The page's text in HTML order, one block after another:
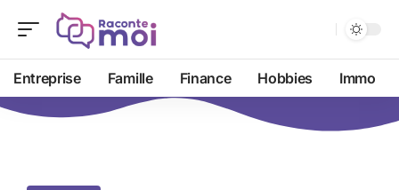
Entreprise Famille Finance Hobbies Immo